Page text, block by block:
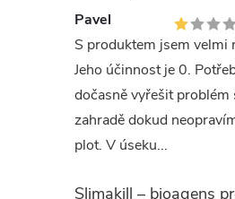
Pavel
S produktem jsem velmi
Jeho účinnost je 0.
dočasně vyřešit problém
zahradě dokud
plot. V úseku...